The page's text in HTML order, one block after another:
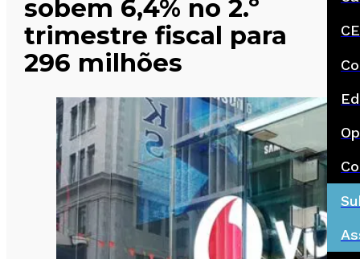
sobem 6,4% no 2.º
trimestre fiscal para
296 milhões